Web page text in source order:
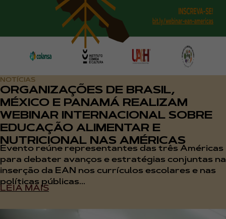
NOTÍCIAS
ORGANIZAÇÕES DE BRASIL,
MÉXICO E PANAMÁ REALIZAM
WEBINAR INTERNACIONAL SOBRE
EDUCAÇÃO ALIMENTAR E
NUTRICIONAL NAS AMÉRICAS
Evento reúne representantes das três Américas
para debater avanços e estratégias conjuntas na
inserção da EAN nos currículos escolares e nas
políticas públicas...
LEIA MAIS